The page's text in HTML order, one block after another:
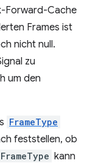
Forward-Cache
Frames ist
nicht null.
zu
um den
FrameType
feststellen, ob
FrameType kann